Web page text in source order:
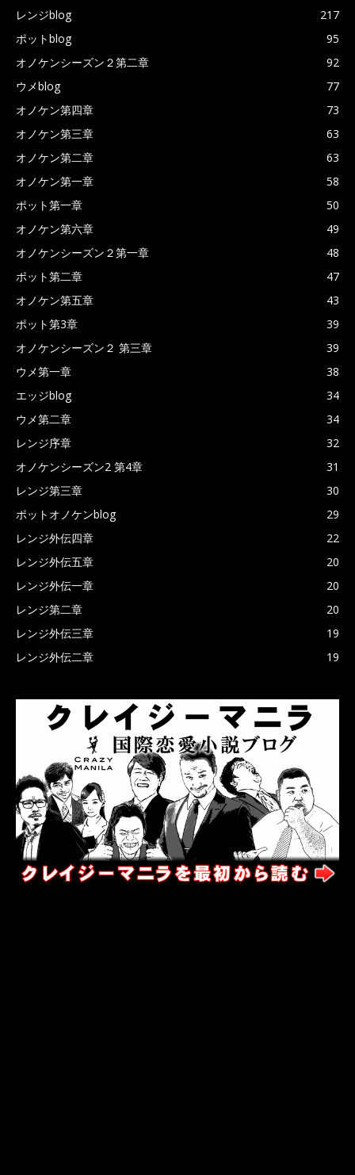
レンジblog
217
ポットblog
95
オノケンシーズン２第二章
92
ウメblog
77
オノケン第四章
73
オノケン第三章
63
オノケン第二章
63
オノケン第一章
58
ポット第一章
50
オノケン第六章
49
オノケンシーズン２第一章
48
ポット第二章
47
オノケン第五章
43
ポット第3章
39
オノケンシーズン２ 第三章
39
ウメ第一章
38
エッジblog
34
ウメ第二章
34
レンジ序章
32
オノケンシーズン2 第4章
31
レンジ第三章
30
ポットオノケンblog
29
レンジ外伝四章
22
レンジ外伝五章
20
レンジ外伝一章
20
レンジ第二章
20
レンジ外伝三章
19
レンジ外伝二章
19